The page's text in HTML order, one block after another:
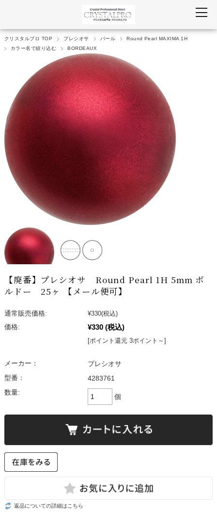
クリスタルプロ TOP プレシオサ パール
Round Pearl MAXIMA 1H
カラー名で絞り込む
BORDEAUX
【廃番】プレシオサ Round Pearl 1H 5mm ボ
ルドー 25ヶ 【メール便可】
通常販売価格: ¥330(税込)
価格:
¥330 (税込)
[ポイント還元 3ポイント～]
メーカー：
プレシオサ
型番：
4283761
数量:
個
返品についての詳細はこちら